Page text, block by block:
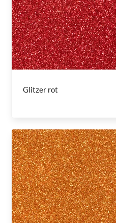
Glitzer rot